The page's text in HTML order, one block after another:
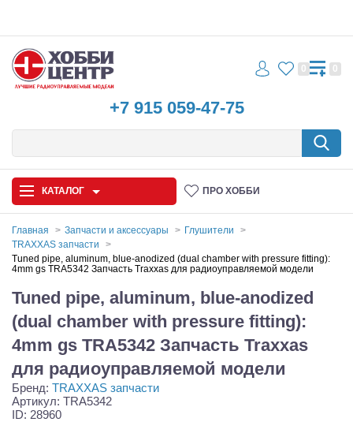
+7 915 059-47-75
0 0
КАТАЛОГ ПРО ХОББИ
Автомодели
Запчасти и аксессуары
Игрушки
Самолеты
Квадрокоптеры
Главная Запчасти и аксессуары
Глушители
TRAXXAS запчасти
Tuned pipe, aluminum, blue-anodized (dual chamber with pressure fitting):
4mm gs TRA5342 Запчасть Traxxas для радиоуправляемой модели
Tuned pipe, aluminum, blue-anodized
(dual chamber with pressure fitting):
4mm gs TRA5342 Запчасть Traxxas
для радиоуправляемой модели
Бренд: TRAXXAS запчасти
Артикул: TRA5342
ID: 28960